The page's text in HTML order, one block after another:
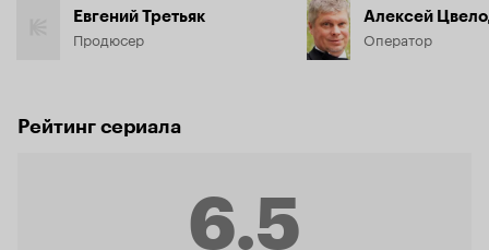
Евгений Третьяк
Продюсер
Алексей
Оператор
Рейтинг сериала
6.5